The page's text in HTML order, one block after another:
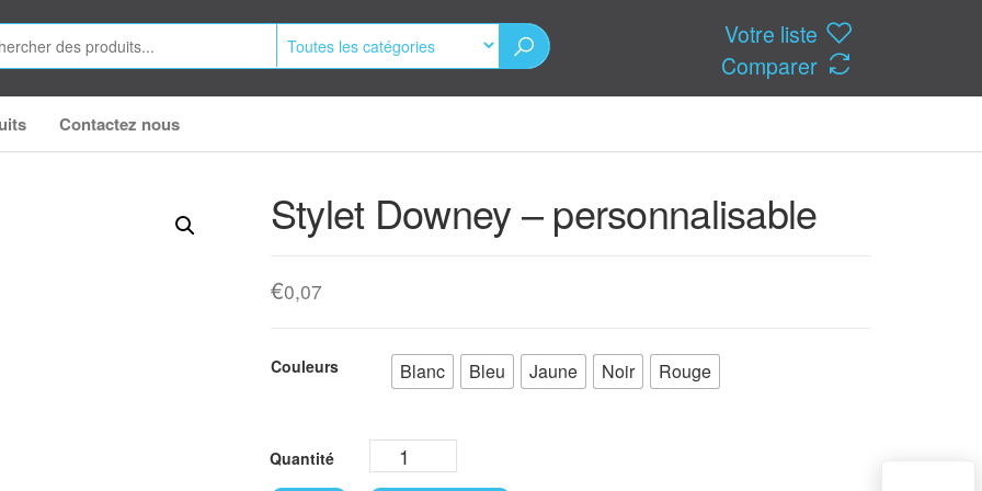
Votre liste
Comparer
Contactez nous
Stylet Downey – personnalisable
€0,07
Couleurs Blanc Bleu Jaune Noir Rouge